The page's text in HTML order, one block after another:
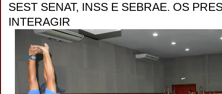
SEST SENAT, INSS E SEBRAE. OS
INTERAGIR